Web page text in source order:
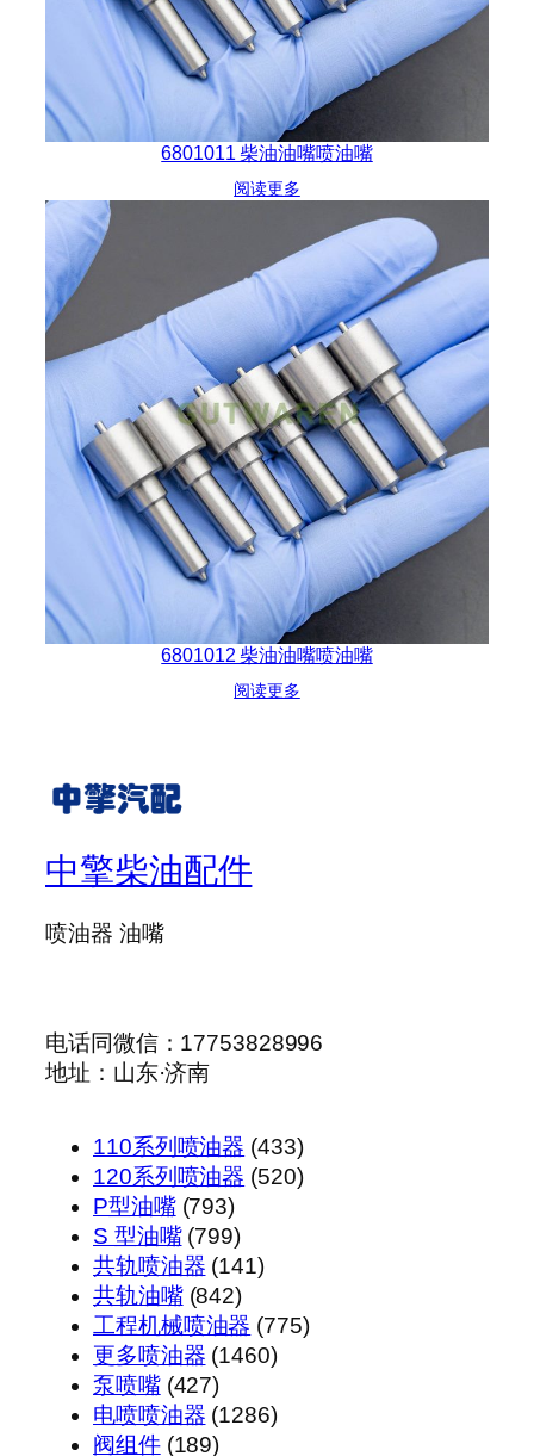
6801011 柴油油嘴喷油嘴
阅读更多
6801012 柴油油嘴喷油嘴
阅读更多
中擎柴油配件
喷油器 油嘴
电话同微信：17753828996
地址：山东·济南
110系列喷油器 433433
个
120系列喷油器 520520
P型油嘴 793793
个
产
品
S 型油嘴 799799
个
产
品
共轨喷油器 141141
产
品
共轨油嘴 842842
个
产
工程机械喷油器 775775
更多喷油器 14601460
产
泵喷嘴 427427
个
产
电喷喷油器 12861286
阀组件 189189